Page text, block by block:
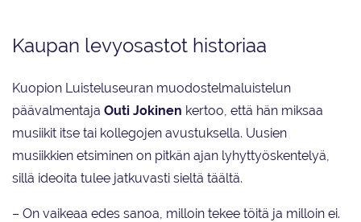
Kaupan levyosastot historiaa
Kuopion Luisteluseuran muodostelmaluistelun
päävalmentaja Outi Jokinen kertoo, että hän miksaa
musiikit itse tai kollegojen avustuksella. Uusien
musiikkien etsiminen on pitkän ajan lyhyttyöskentelyä,
sillä ideoita tulee jatkuvasti sieltä täältä.
– On vaikeaa edes sanoa, milloin tekee töitä ja milloin ei.